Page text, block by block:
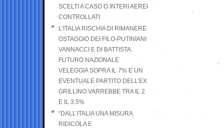
SCELTI A CASO O INTERI AEREI
CONTROLLATI
L’ITALIA RISCHIA DI RIMANERE
OSTAGGIO DEI FILO-PUTINIANI
VANNACCI E DI BATTISTA.
FUTURO NAZIONALE
VELEGGIA SOPRA IL 7% E UN
EVENTUALE PARTITO DELL’EX
GRILLINO VARREBBE TRA IL 2
E IL 3.5%
“DALL’ITALIA UNA MISURA
RIDICOLA E